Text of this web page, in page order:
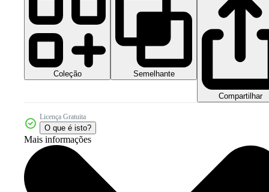
Coleção Semelhante
Compartilhar
Licença Gratuita
O que é isto?
Mais informações